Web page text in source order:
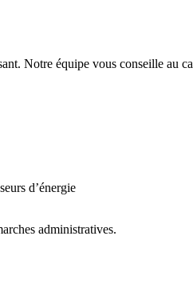
Notre équipe vous conseille au
d’énergie
administratives.